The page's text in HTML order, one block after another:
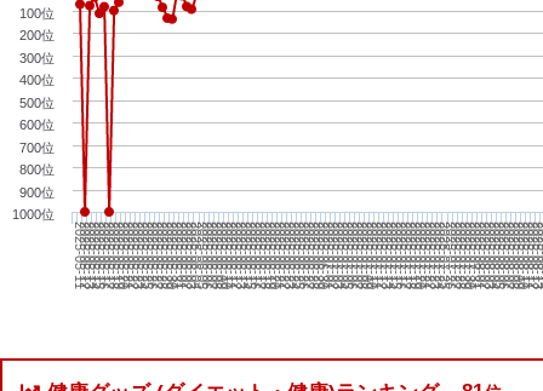
2025-05-11
2025-05-122025-05-132025-05-142025-05-152025-05-162025-05-172025-05-182025-05-192025-05-202025-05-212025-05-222025-05-232025-05-242025-05-252025-05-262025-05-272025-05-282025-05-292025-05-302025-05-312025-06-012025-06-022025-06-032025-06-042025-06-052025-06-062025-06-072025-06-082025-06-092025-06-102025-06-112025-06-122025-06-132025-06-142025-06-152025-06-162025-06-172025-06-182025-06-192025-06-202025-06-212025-06-222025-06-232025-06-242025-06-252025-06-262025-06-272025-06-282025-06-292025-06-302025-07-012025-07-022025-07-032025-07-042025-07-052025-07-062025-07-072025-07-082025-07-092025-07-102025-07-112025-07-122025-07-132025-07-142025-07-152025-07-162025-07-172025-07-182025-07-192025-07-202025-07-212025-07-222025-07-232025-07-242025-07-252025-07-262025-07-272025-07-282025-07-292025-07-302025-07-312025-08-012025-08-022025-08-032025-08-042025-08-052025-08-062025-08-072025-08-082025-08-092025-08-102025-08-112025-08-12
100位
200位
300位
400位
500位
600位
700位
800位
900位
1000位